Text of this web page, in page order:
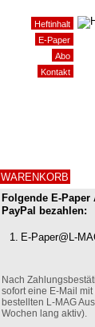
WARENKORB
Folgende E-
PayPal bezahlen:
1. E-Paper@L-
Nach
sofort eine E-Mail
bestellten L-MAG
Wochen lang aktiv).
Heftinhalt
E-Paper
Abo
Kontakt